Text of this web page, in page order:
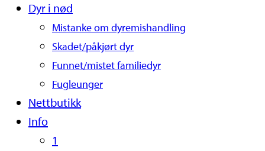
Dyr i nød
Mistanke om dyremishandling
Skadet/påkjørt dyr
Funnet/mistet familiedyr
Fugleunger
Nettbutikk
Info
1